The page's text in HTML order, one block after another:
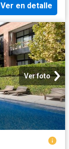
Ver en detalle
Ver foto